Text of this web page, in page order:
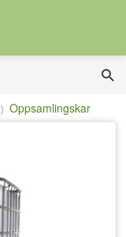
Oppsamlingskar